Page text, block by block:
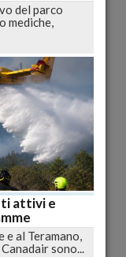
erano
del parco
mediche,
attivi e
e al Teramano,
sono...